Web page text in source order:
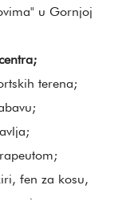
u Gornjoj
terena;
fen za kosu,